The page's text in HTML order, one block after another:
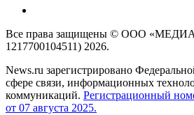
Все права защищены © ООО
1217700104511) 2026.
News.ru зарегистрировано
сфере связи, информационных
коммуникаций. Регистрационный
от 07 августа 2025.